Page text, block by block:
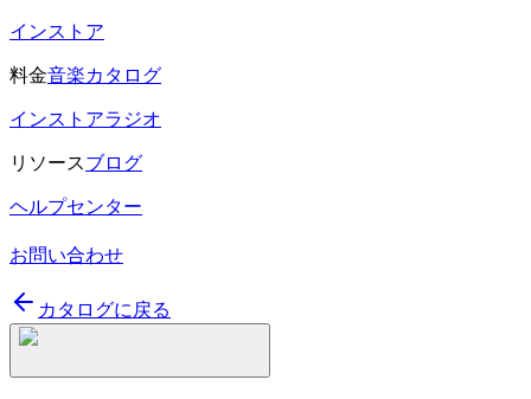
インストア
料金音楽カタログ
インストアラジオ
リソースブログ
ヘルプセンター
お問い合わせ
カタログに戻る